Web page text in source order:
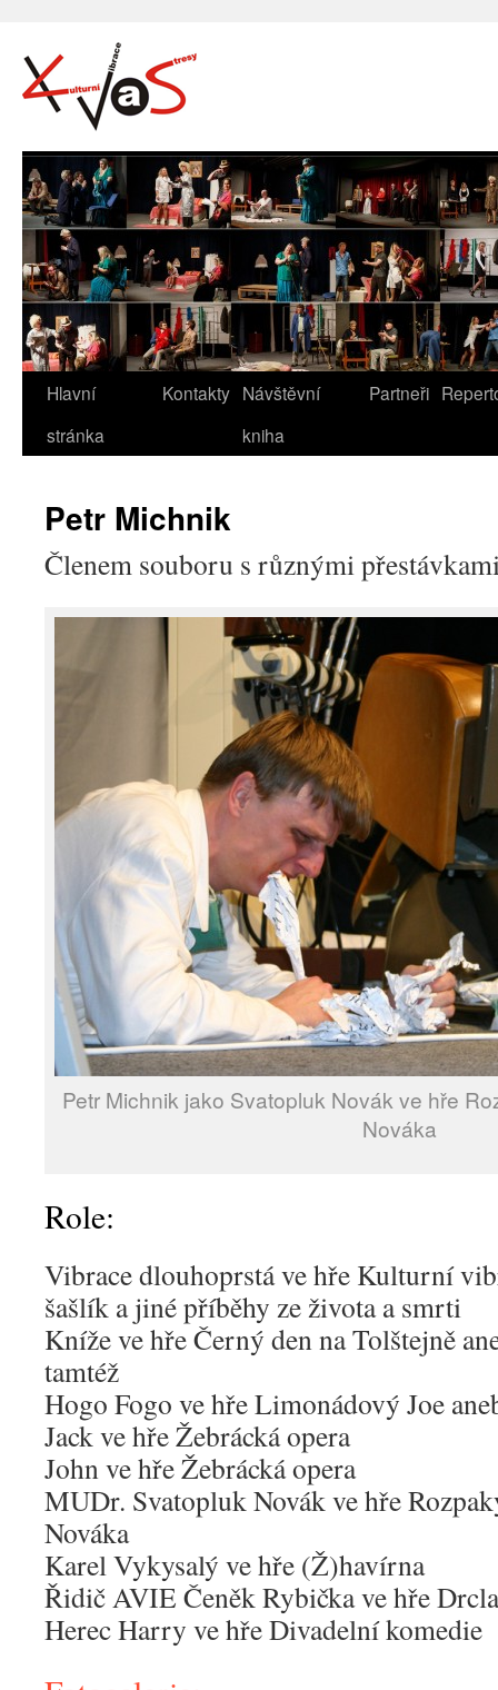
Hlavní
stránka
Kontakty Návštěvní
kniha
Partneři
Petr Michnik
Členem souboru s různými
Petr Michnik jako Svatopluk Novák ve hře
Nováka
Role:
Vibrace dlouhoprstá ve hře Kulturní
šašlík a jiné příběhy ze života a smrti
Kníže ve hře Černý den na Tolštejně
tamtéž
Hogo Fogo ve hře Limonádový Joe
Jack ve hře Žebrácká opera
John ve hře Žebrácká opera
MUDr. Svatopluk Novák ve hře
Nováka
Karel Vykysalý ve hře (Ž)havírna
Řidič AVIE Čeněk Rybička ve hře
Herec Harry ve hře Divadelní komedie